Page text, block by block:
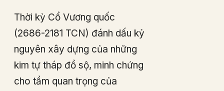
Thời kỳ Cổ Vương quốc
(2686-2181 TCN) đánh dấu kỷ
nguyên xây dựng của những
kim tự tháp đồ sộ, minh chứng
cho tầm quan trọng của